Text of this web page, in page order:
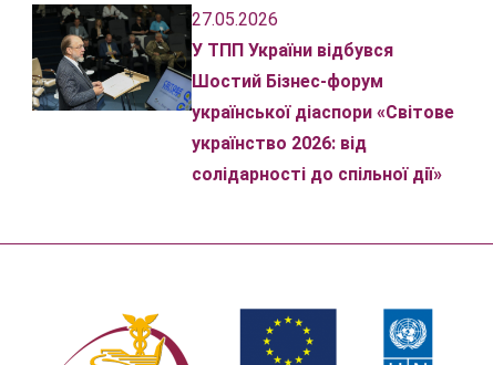
27.05.2026
У ТПП України відбувся
Шостий Бізнес-форум
української діаспори «Світове
українство 2026: від
солідарності до спільної дії»